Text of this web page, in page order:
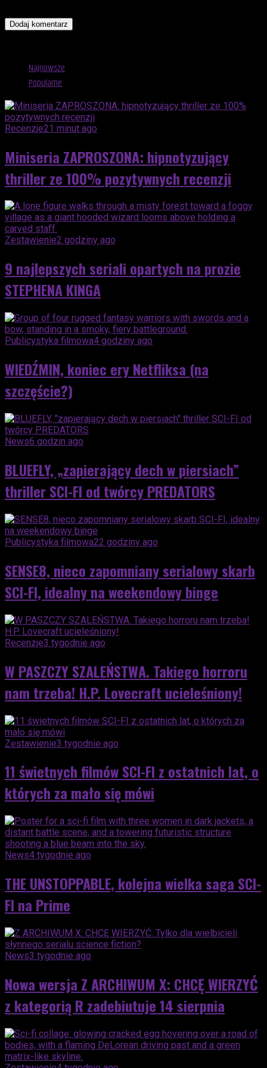
Najnowsze
Popularne
Recenzje21 minut ago
Miniseria ZAPROSZONA: hipnotyzujący
thriller ze 100% pozytywnych recenzji
Zestawienie2 godziny ago
9 najlepszych seriali opartych na prozie
STEPHENA KINGA
Publicystyka filmowa4 godziny ago
WIEDŹMIN, koniec ery Netfliksa (na
szczęście?)
News6 godzin ago
BLUEFLY, „zapierający dech w piersiach”
thriller SCI-FI od twórcy PREDATORS
Publicystyka filmowa22 godziny ago
SENSE8, nieco zapomniany serialowy skarb
SCI-FI, idealny na weekendowy binge
Recenzje3 tygodnie ago
W PASZCZY SZALEŃSTWA. Takiego horroru
nam trzeba! H.P. Lovecraft ucieleśniony!
Zestawienie3 tygodnie ago
11 świetnych filmów SCI-FI z ostatnich lat, o
których za mało się mówi
News4 tygodnie ago
THE UNSTOPPABLE, kolejna wielka saga SCI-
FI na Prime
News3 tygodnie ago
Nowa wersja Z ARCHIWUM X: CHCĘ WIERZYĆ
z kategorią R zadebiutuje 14 sierpnia